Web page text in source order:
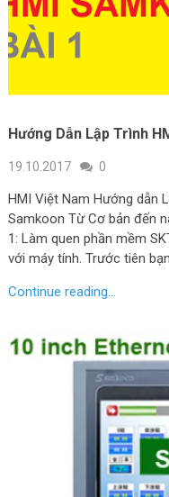
Hướng Dẫn Lập Trình
19.10.2017 0
HMI Việt Nam Hướng dẫn
Samkoon Từ Cơ bản đến
1: Làm quen phần mềm
với máy tính. Trước tiên
Continue reading...